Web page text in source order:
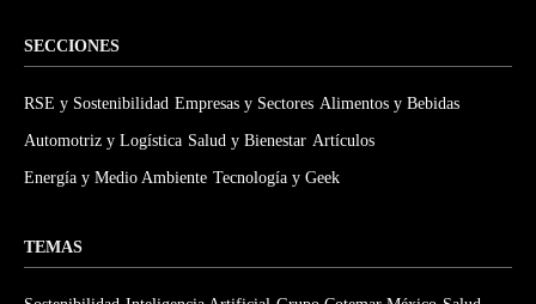
SECCIONES
RSE y Sostenibilidad Empresas y Sectores Alimentos y Bebidas
Automotriz y Logística Salud y Bienestar Artículos
Energía y Medio Ambiente Tecnología y Geek
TEMAS